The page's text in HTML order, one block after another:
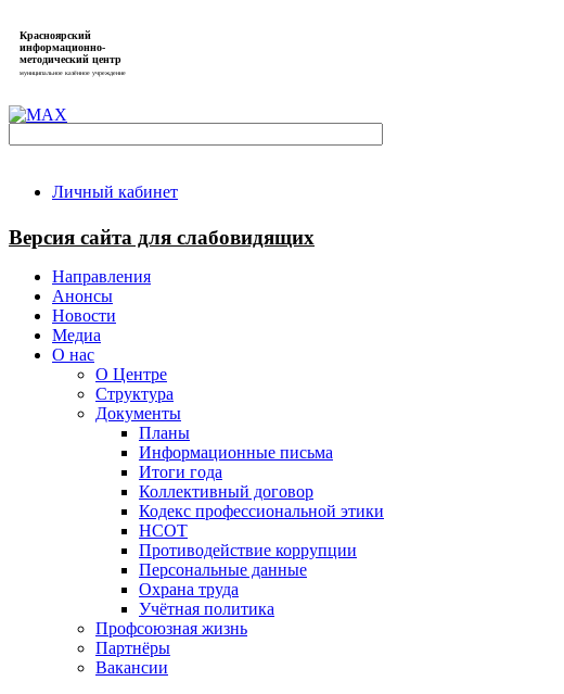
Красноярский
информационно-
методический центр
муниципальное казённое учреждение
Личный кабинет
Версия сайта для слабовидящих
Направления
Анонсы
Новости
Медиа
О нас
О Центре
Структура
Документы
Планы
Информационные письма
Итоги года
Коллективный договор
Кодекс профессиональной этики
НСОТ
Противодействие коррупции
Персональные данные
Охрана труда
Учётная политика
Профсоюзная жизнь
Партнёры
Вакансии